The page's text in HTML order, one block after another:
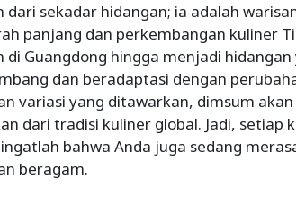
dari sekadar hidangan; ia adalah
panjang dan perkembangan kuliner
di Guangdong hingga menjadi
dan beradaptasi dengan
variasi yang ditawarkan, dimsum
dari tradisi kuliner global. Jadi, setiap
bahwa Anda juga sedang
beragam.